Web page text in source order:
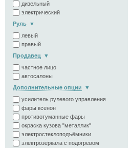
дизельный
электрический
Руль
левый
правый
Продавец
частное лицо
автосалоны
Дополнительные опции
усилитель рулевого управления
фары ксенон
противотуманные фары
окраска кузова "металлик"
электростеклоподъёмники
электрозеркала с подогревом